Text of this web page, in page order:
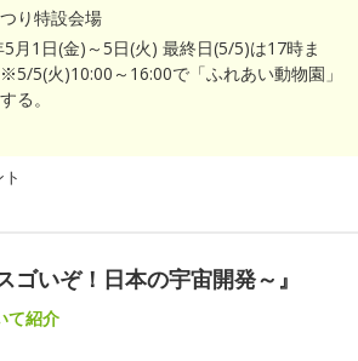
り特設会場
5月1日(金)～5日(火) 最終日(5/5)は17時ま
5(火)10:00～16:00で「ふれあい動物園」
る。
いぞ！日本の宇宙開発～』
て紹介